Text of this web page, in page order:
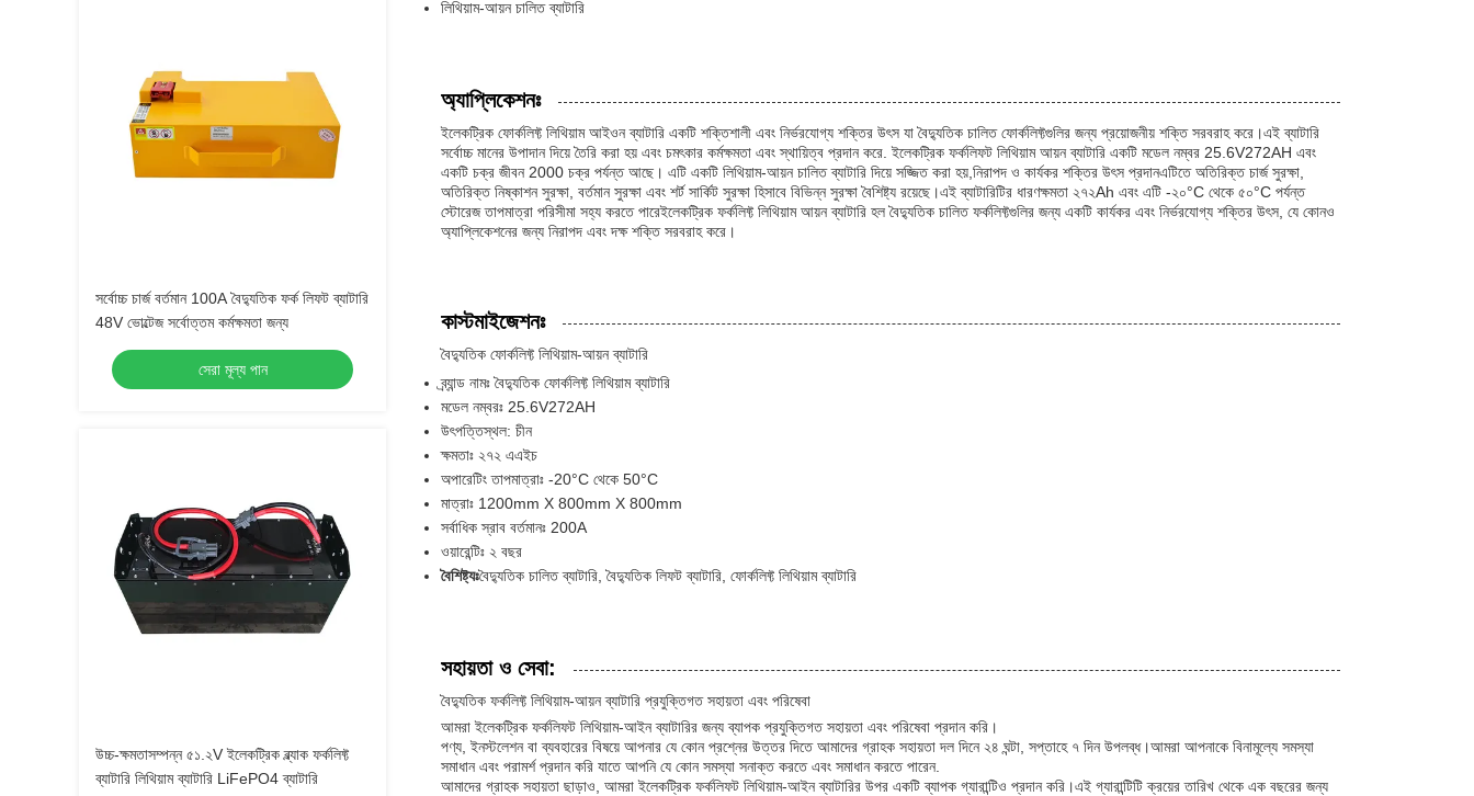
সর্বোচ্চ চার্জ বর্তমান 100A বৈদ্যুতিক ফর্ক লিফট ব্যাটারি
48V ভোল্টেজ সর্বোত্তম কর্মক্ষমতা জন্য
সেরা মূল্য পান
উচ্চ-ক্ষমতাসম্পন্ন ৫১.২V ইলেকট্রিক ব্ল্যাক ফর্কলিফ্ট
ব্যাটারি লিথিয়াম ব্যাটারি LiFePO4 ব্যাটারি
লিথিয়াম-আয়ন চালিত ব্যাটারি
অ্যাপ্লিকেশনঃ
ইলেকট্রিক ফোর্কলিফ্ট লিথিয়াম আইওন ব্যাটারি একটি শক্তিশালী এবং নির্ভরযোগ্য শক্তির উৎস যা বৈদ্যুতিক চালিত ফোর্কলিফ্টগুলির জন্য প্রয়োজনীয় শক্তি সরবরাহ করে।এই ব্যাটারি
সর্বোচ্চ মানের উপাদান দিয়ে তৈরি করা হয় এবং চমৎকার কর্মক্ষমতা এবং স্থায়িত্ব প্রদান করে. ইলেকট্রিক ফর্কলিফট লিথিয়াম আয়ন ব্যাটারি একটি মডেল নম্বর 25.6V272AH এবং
একটি চক্র জীবন 2000 চক্র পর্যন্ত আছে। এটি একটি লিথিয়াম-আয়ন চালিত ব্যাটারি দিয়ে সজ্জিত করা হয়,নিরাপদ ও কার্যকর শক্তির উৎস প্রদানএটিতে অতিরিক্ত চার্জ সুরক্ষা,
অতিরিক্ত নিষ্কাশন সুরক্ষা, বর্তমান সুরক্ষা এবং শর্ট সার্কিট সুরক্ষা হিসাবে বিভিন্ন সুরক্ষা বৈশিষ্ট্য রয়েছে।এই ব্যাটারিটির ধারণক্ষমতা ২৭২Ah এবং এটি -২০°C থেকে ৫০°C পর্যন্ত
স্টোরেজ তাপমাত্রা পরিসীমা সহ্য করতে পারেইলেকট্রিক ফর্কলিফ্ট লিথিয়াম আয়ন ব্যাটারি হল বৈদ্যুতিক চালিত ফর্কলিফ্টগুলির জন্য একটি কার্যকর এবং নির্ভরযোগ্য শক্তির উৎস, যে কোনও
অ্যাপ্লিকেশনের জন্য নিরাপদ এবং দক্ষ শক্তি সরবরাহ করে।
কাস্টমাইজেশনঃ
বৈদ্যুতিক ফোর্কলিফ্ট লিথিয়াম-আয়ন ব্যাটারি
ব্র্যান্ড নামঃ বৈদ্যুতিক ফোর্কলিফ্ট লিথিয়াম ব্যাটারি
মডেল নম্বরঃ 25.6V272AH
উৎপত্তিস্থল: চীন
ক্ষমতাঃ ২৭২ এএইচ
অপারেটিং তাপমাত্রাঃ -20°C থেকে 50°C
মাত্রাঃ 1200mm X 800mm X 800mm
সর্বাধিক স্রাব বর্তমানঃ 200A
ওয়ারেন্টিঃ ২ বছর
বৈশিষ্ট্যঃবৈদ্যুতিক চালিত ব্যাটারি, বৈদ্যুতিক লিফট ব্যাটারি, ফোর্কলিফ্ট লিথিয়াম ব্যাটারি
সহায়তা ও সেবা:
বৈদ্যুতিক ফর্কলিফ্ট লিথিয়াম-আয়ন ব্যাটারি প্রযুক্তিগত সহায়তা এবং পরিষেবা
আমরা ইলেকট্রিক ফর্কলিফট লিথিয়াম-আইন ব্যাটারির জন্য ব্যাপক প্রযুক্তিগত সহায়তা এবং পরিষেবা প্রদান করি।
পণ্য, ইনস্টলেশন বা ব্যবহারের বিষয়ে আপনার যে কোন প্রশ্নের উত্তর দিতে আমাদের গ্রাহক সহায়তা দল দিনে ২৪ ঘন্টা, সপ্তাহে ৭ দিন উপলব্ধ।আমরা আপনাকে বিনামূল্যে সমস্যা
সমাধান এবং পরামর্শ প্রদান করি যাতে আপনি যে কোন সমস্যা সনাক্ত করতে এবং সমাধান করতে পারেন.
আমাদের গ্রাহক সহায়তা ছাড়াও, আমরা ইলেকট্রিক ফর্কলিফট লিথিয়াম-আইন ব্যাটারির উপর একটি ব্যাপক গ্যারান্টিও প্রদান করি।এই গ্যারান্টিটি ক্রয়ের তারিখ থেকে এক বছরের জন্য